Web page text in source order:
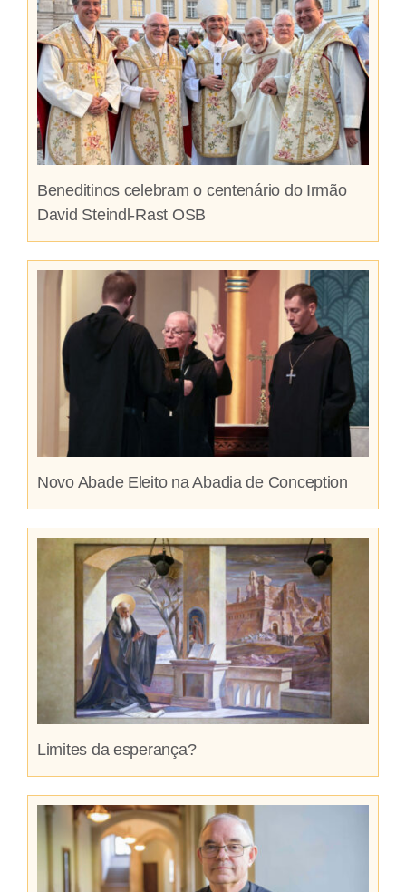
Beneditinos celebram o centenário do Irmão
David Steindl-Rast OSB
Novo Abade Eleito na Abadia de Conception
Limites da esperança?